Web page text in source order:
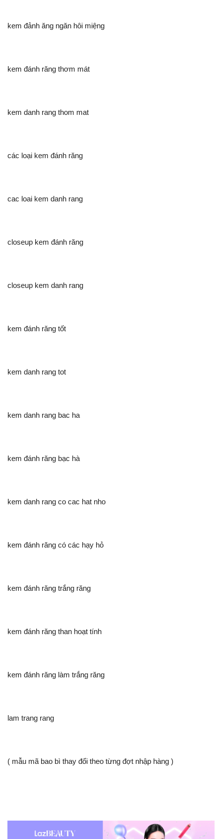
kem đảnh ăng ngăn hôi miệng
kem đánh răng thơm mát
kem danh rang thom mat
các loại kem đánh răng
cac loai kem danh rang
closeup kem đánh răng
closeup kem danh rang
kem đánh răng tốt
kem danh rang tot
kem danh rang bac ha
kem đánh răng bạc hà
kem danh rang co cac hat nho
kem đánh răng có các hạy hỏ
kem đánh răng trắng răng
kem đánh răng than hoạt tính
kem đánh răng làm trắng răng
lam trang rang
( mẫu mã bao bì thay đổi theo từng đợt nhập hàng )